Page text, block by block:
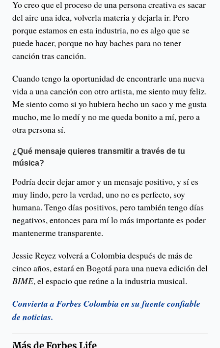
Yo creo que el proceso de una persona creativa es sacar
del aire una idea, volverla materia y dejarla ir. Pero
porque estamos en esta industria, no es algo que se
puede hacer, porque no hay baches para no tener
canción tras canción.
Cuando tengo la oportunidad de encontrarle una nueva
vida a una canción con otro artista, me siento muy feliz.
Me siento como si yo hubiera hecho un saco y me gusta
mucho, me lo medí y no me queda bonito a mí, pero a
otra persona sí.
¿Qué mensaje quieres transmitir a través de tu
música?
Podría decir dejar amor y un mensaje positivo, y sí es
muy lindo, pero la verdad, uno no es perfecto, soy
humana. Tengo días positivos, pero también tengo días
negativos, entonces para mí lo más importante es poder
mantenerme transparente.
Jessie Reyez volverá a Colombia después de más de
cinco años, estará en Bogotá para una nueva edición del
BIME, el espacio que reúne a la industria musical.
Convierta a Forbes Colombia en su fuente confiable
de noticias.
Más deForbes Life